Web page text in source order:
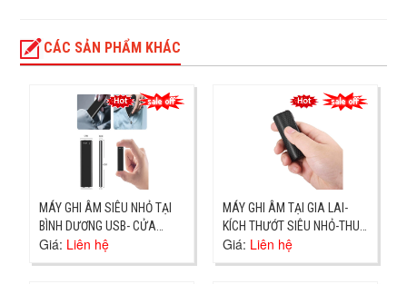
CÁC SẢN PHẨM KHÁC
MÁY GHI ÂM SIÊU NHỎ TẠI
BÌNH DƯƠNG USB- CỬA
HÀNG TẠI DĨ AN- GIAO NGAY
Giá: Liên hệ
MÁY GHI ÂM TẠI GIA LAI-
KÍCH THƯỚT SIÊU NHỎ-THU
ÂM TO RÕ
Giá: Liên hệ